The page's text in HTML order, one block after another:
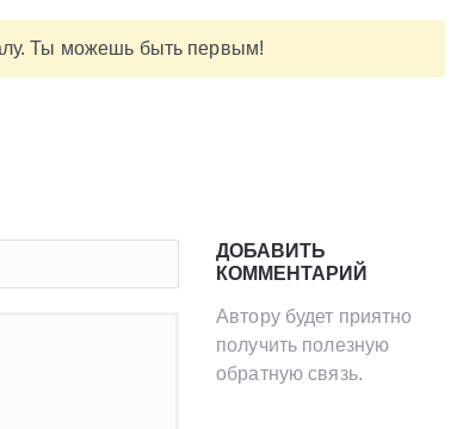
Ты можешь быть первым!
ДОБАВИТЬ
КОММЕНТАРИЙ
Автору будет приятно
получить полезную
обратную связь.